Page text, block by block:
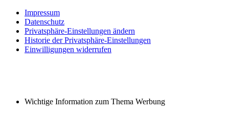
Impressum
Datenschutz
Privatsphäre-Einstellungen ändern
Historie der Privatsphäre-Einstellungen
Einwilligungen widerrufen
Wichtige Information zum Thema Werbung